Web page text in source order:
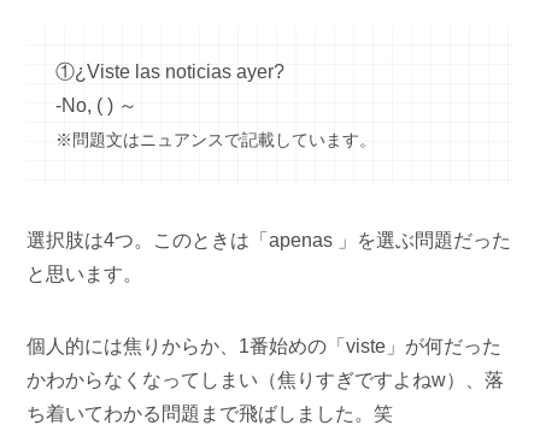
①¿Viste las noticias ayer?
-No, ( ) ～
※問題文はニュアンスで記載しています。
選択肢は4つ。このときは「apenas 」を選ぶ問題だった
と思います。
個人的には焦りからか、1番始めの「viste」が何だった
かわからなくなってしまい（焦りすぎですよねw）、落
ち着いてわかる問題まで飛ばしました。笑